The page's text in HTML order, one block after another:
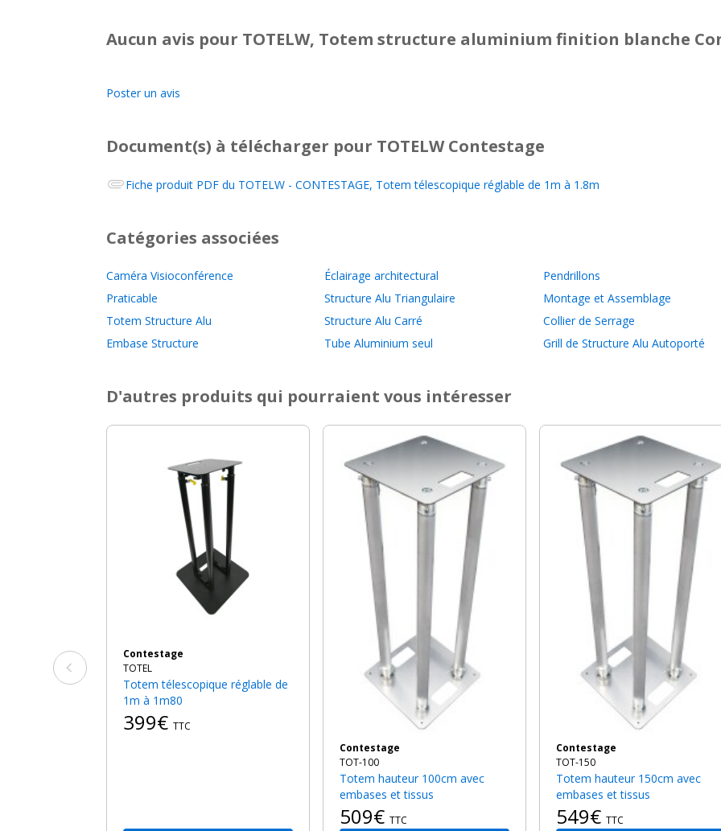
Aucun avis pour TOTELW, Totem structure aluminium finition blanche
Poster un avis
Document(s) à télécharger pour TOTELW Contestage
Fiche produit PDF du TOTELW - CONTESTAGE, Totem télescopique réglable de 1m à 1.8m
Catégories associées
Caméra Visioconférence Éclairage architectural Pendrillons
Praticable
Structure Alu Triangulaire Montage et Assemblage
Totem Structure Alu
Structure Alu Carré Collier de Serrage
Embase Structure
Tube Aluminium seul Grill de Structure Alu Autoporté
D'autres produits qui pourraient vous intéresser
Contestage
TOTEL
Totem télescopique réglable de
1m à 1m80
399€ TTC
Contestage
TOT-100
Totem hauteur 100cm avec
embases et tissus
509€ TTC
Contestage
TOT-150
Totem hauteur 150cm avec
embases et tissus
549€ TTC